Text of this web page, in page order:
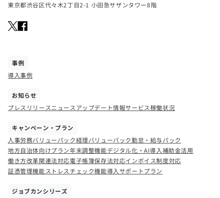
東京都渋谷区代々木2丁目2-1 小田急サザンタワー8階
事例
導入事例
お知らせ
プレスリリースニュース アップデート情報サービス稼働状況
キャンペーン・プラン
人事労務バリューパック経理バリューパック勤怠・給与パック
地方自治体向けプラン年末調整機能デジタル化・AI導入補助金活用
働き方改革関連法対応電子帳簿保存法対応インボイス制度対応
証憑管理機能ストレスチェック機能導入サポートプラン
ジョブカンシリーズ